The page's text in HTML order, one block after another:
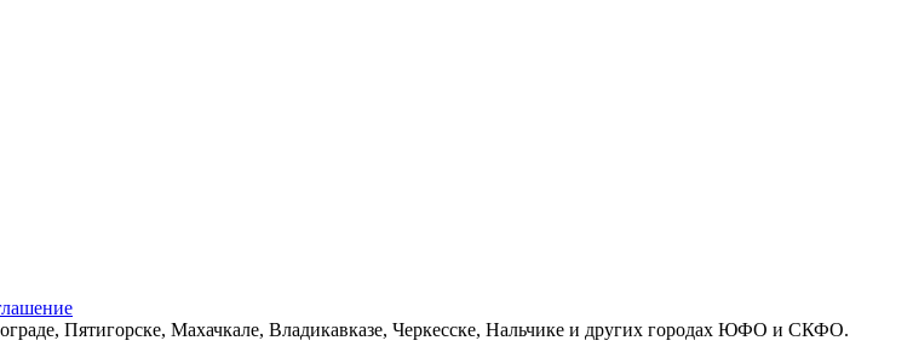
Пятигорске, Махачкале, Владикавказе, Черкесске, Нальчике и других городах ЮФО и СКФО.